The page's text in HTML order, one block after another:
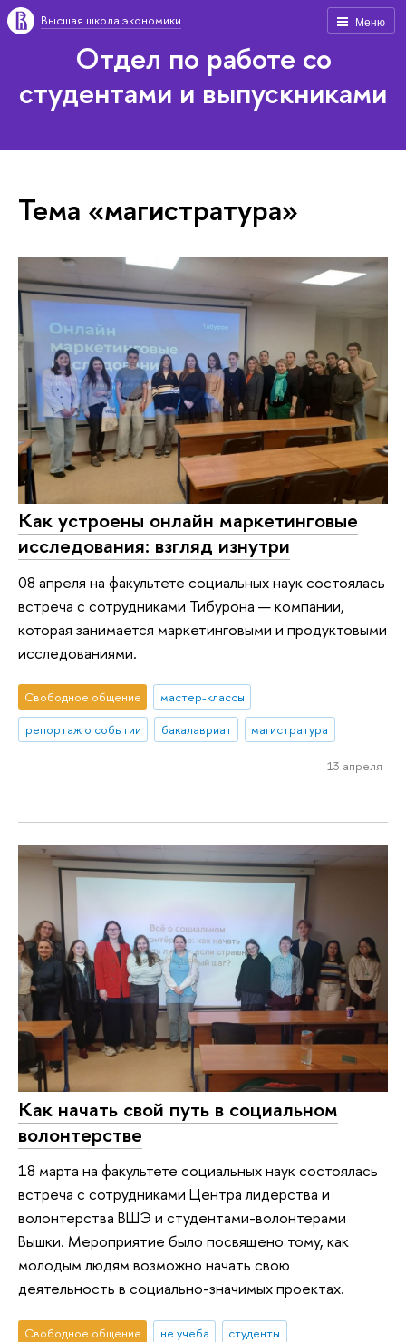
Меню
Высшая школа экономики
Отдел по работе со
студентами и выпускниками
Тема «магистратура»
Как устроены онлайн маркетинговые
исследования: взгляд изнутри
08 апреля на факультете социальных наук состоялась
встреча с сотрудниками Тибурона — компании,
которая занимается маркетинговыми и продуктовыми
исследованиями.
Свободное общение
мастер-классы
репортаж о событии
бакалавриат магистратура
13 апреля
Как начать свой путь в социальном
волонтерстве
18 марта на факультете социальных наук состоялась
встреча с сотрудниками Центра лидерства и
волонтерства ВШЭ и студентами-волонтерами
Вышки. Мероприятие было посвящено тому, как
молодым людям возможно начать свою
деятельность в социально-значимых проектах.
Свободное общение не учеба
студенты